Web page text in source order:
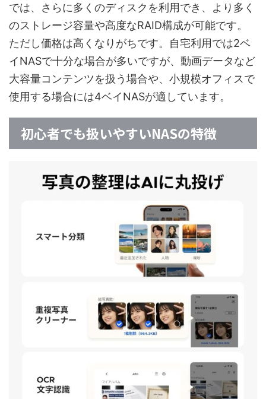
では、さらに多くのディスクを利用でき、より多く
のストレージ容量や高度なRAID構成が可能です。
ただし価格は高くなりがちです。自宅利用では2ベ
イNASで十分な場合が多いですが、動画データなど
大容量コンテンツを扱う場合や、小規模オフィスで
使用する場合には4ベイNASが適しています。
初心者でも扱いやすいNASの特徴